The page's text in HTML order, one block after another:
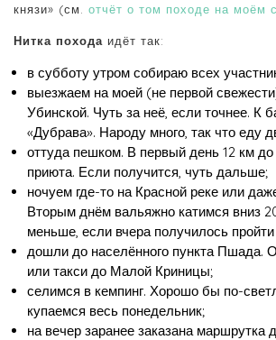
князи» (см. отчёт о том походе на моём
Нитка похода идёт так:
в субботу утром собираю всех
выезжаем на моей (не первой
Убинской. Чуть за неё, если точнее. К
«Дубрава». Народу много, так что еду
оттуда пешком. В первый день 12 км
приюта. Если получится, чуть дальше;
ночуем где-то на Красной реке или
Вторым днём вальяжно катимся вниз
меньше, если вчера получилось
дошли до населённого пункта Пшада.
или такси до Малой Криницы;
селимся в кемпинг. Хорошо бы по-
купаемся весь понедельник;
на вечер заранее заказана маршрутка